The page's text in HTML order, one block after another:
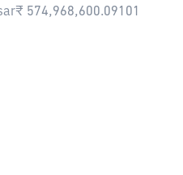
574,968,600.09101